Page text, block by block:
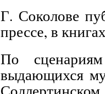
Г. Соколове
прессе, в
По
выдающихся